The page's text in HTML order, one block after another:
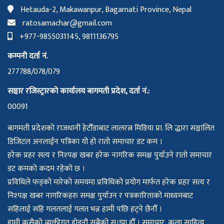
Hetauda-2, Makawanpur, Bagamati Province, Nepal
ratosamachar@gmail.com
+977-9855031145, 9811136795
कम्पनी दर्ता नं.
277788/078/079
सञ्चार रजिस्ट्रारको कार्यालय बागमती प्रदेश, दर्ता नं.:
00091
बागमती प्रदेशको राजधानी हेटौँडाबाट लालरत्न मिडिया प्रा. लि द्धारा सञ्चालित
डिजिटल अनलाईन पत्रिका यो हो रातो समाचार डट कम ।
हरेक प्रहर सत्य र निश्पक्ष खबर हरेक नागरिक समक्ष पुर्याउने रातो समाचार
डट कमको कदम रहेको छ ।
प्रविधिले फड्को मारेको समयमा प्रविधिको प्रयोग मार्फत हरेक प्रहर सत्य र
निश्पक्ष खबर नागरिकहरु समक्ष पुर्याउन र पत्रकारिताको माध्यमबाट
सहिलाई सहि गलतलाई गलत भन्न हामी पछि हट्ने छैनौँ ।